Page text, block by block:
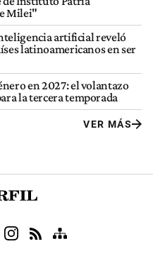
Milei"
artificial reveló
latinoamericanos en ser
en 2027: el volantazo
la tercera temporada
VER MÁS